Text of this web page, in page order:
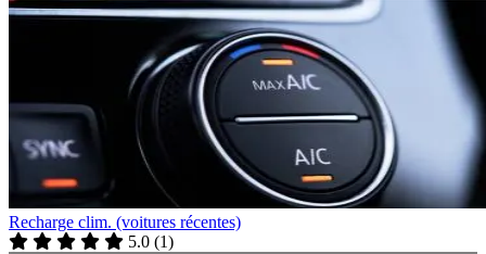
Recharge clim. (voitures récentes)
5.0 (1)